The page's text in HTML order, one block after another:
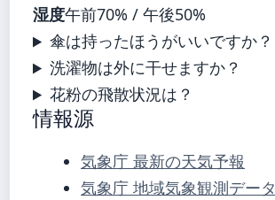
湿度午前70% / 午後50%
傘は持ったほうがいいですか？
洗濯物は外に干せますか？
花粉の飛散状況は？
情報源
気象庁 最新の天気予報
気象庁 地域気象観測データ